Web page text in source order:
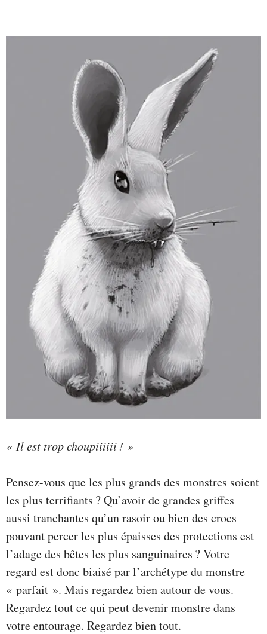
« Il est trop choupiiiiii ! »
Pensez-vous que les plus grands des monstres soient
les plus terrifiants ? Qu’avoir de grandes griffes
aussi tranchantes qu’un rasoir ou bien des crocs
pouvant percer les plus épaisses des protections est
l’adage des bêtes les plus sanguinaires ? Votre
regard est donc biaisé par l’archétype du monstre
« parfait ». Mais regardez bien autour de vous.
Regardez tout ce qui peut devenir monstre dans
votre entourage. Regardez bien tout.